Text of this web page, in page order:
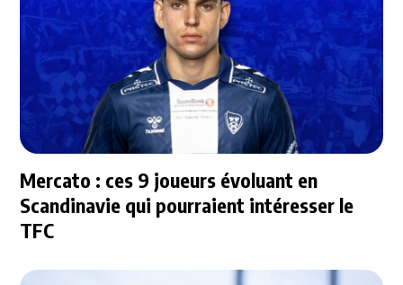
Mercato : ces 9 joueurs évoluant en
Scandinavie qui pourraient intéresser le
TFC